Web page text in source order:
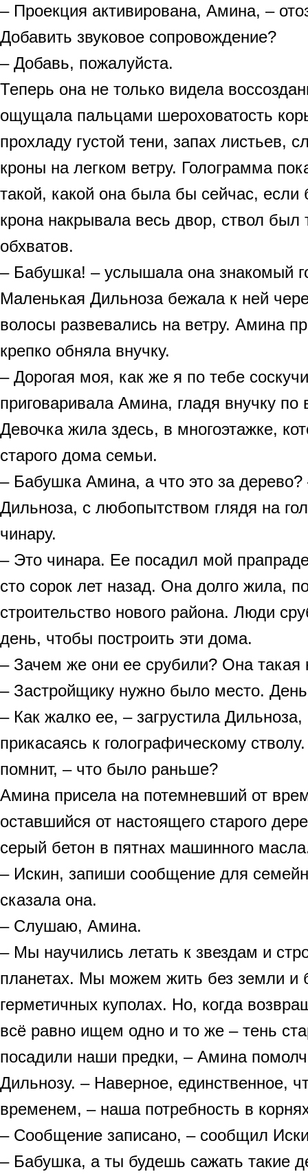
– Проекция активирована, Амина, –
Добавить звуковое сопровождение?
– Добавь, пожалуйста.
Теперь она не только видела
ощущала пальцами шероховатость
прохладу густой тени, запах листьев,
кроны на легком ветру. Голограмма
такой, какой она была бы сейчас, если
крона накрывала весь двор, ствол был
обхватов.
– Бабушка! – услышала она знакомый
Маленькая Дильноза бежала к ней
волосы развевались на ветру. Амина
крепко обняла внучку.
– Дорогая моя, как же я по тебе
приговаривала Амина, гладя внучку по
Девочка жила здесь, в многоэтажке,
старого дома семьи.
– Бабушка Амина, а что это за дерево?
Дильноза, с любопытством глядя на
чинару.
– Это чинара. Ее посадил мой
сто сорок лет назад. Она долго жила,
строительство нового района. Люди
день, чтобы построить эти дома.
– Зачем же они ее срубили? Она такая
– Застройщику нужно было место.
– Как жалко ее, – загрустила
прикасаясь к голографическому
помнит, – что было раньше?
Амина присела на потемневший от
оставшийся от настоящего старого
серый бетон в пятнах машинного
– Искин, запиши сообщение для
сказала она.
– Слушаю, Амина.
– Мы научились летать к звездам и
планетах. Мы можем жить без земли и
герметичных куполах. Но, когда
всё равно ищем одно и то же – тень
посадили наши предки, – Амина
Дильнозу. – Наверное, единственное,
временем, – наша потребность в
– Сообщение записано, – сообщил
– Бабушка, а ты будешь сажать такие